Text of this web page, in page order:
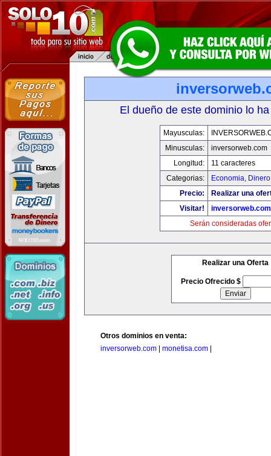
El dueño de este dominio lo
Mayusculas:
Minusculas:
inversorweb.com
Longitud:
11 caracteres
Categorias:
Economia,
Precio:
Realizar una
Visitar!
inversorweb.com
Serán consideradas
Realizar una Oferta
Precio Ofrecido $
Otros dominios en venta:
inversorweb.com
monetisa.com